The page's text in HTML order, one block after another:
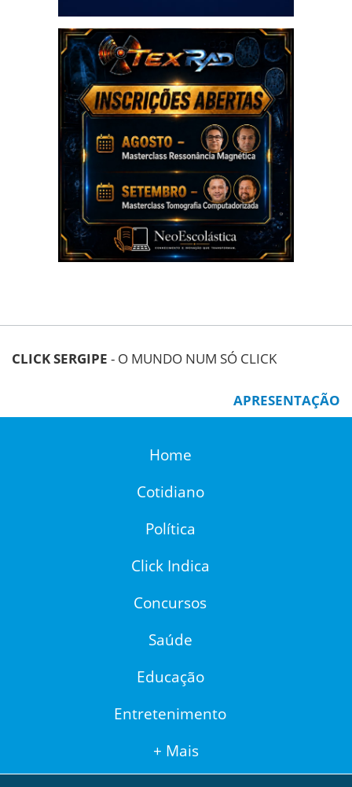
CLICK SERGIPE - O MUNDO NUM SÓ CLICK
APRESENTAÇÃO
Home
Cotidiano
Política
Click Indica
Concursos
Saúde
Educação
Entretenimento
+ Mais